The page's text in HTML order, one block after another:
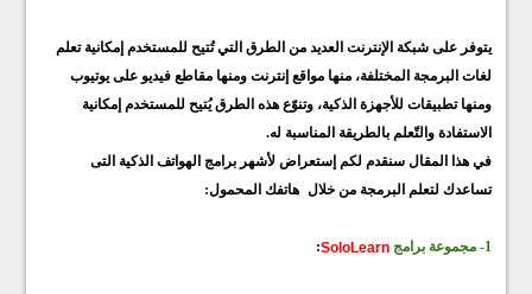
يتوفر على شبكة الإنترنت العديد من الطرق التي تُتيح للمستخدم إمكانية تعلم
لغات البرمجة المختلفة، منها مواقع إنترنت ومنها مقاطع فيديو على يوتيوب
ومنها تطبيقات للأجهزة الذكية، وتنوّع هذه الطرق يُتيح للمستخدم إمكانية
الاستفادة والتّعلم بالطريقة المناسبة له.
في هذا المقال سنقدم لكم إستعراض لأشهر برامج الهواتف الذكية التى
تساعدك لتعلم البرمجة من خلال هاتفك المحمول:
1- مجموعة برامج SoloLearn
: